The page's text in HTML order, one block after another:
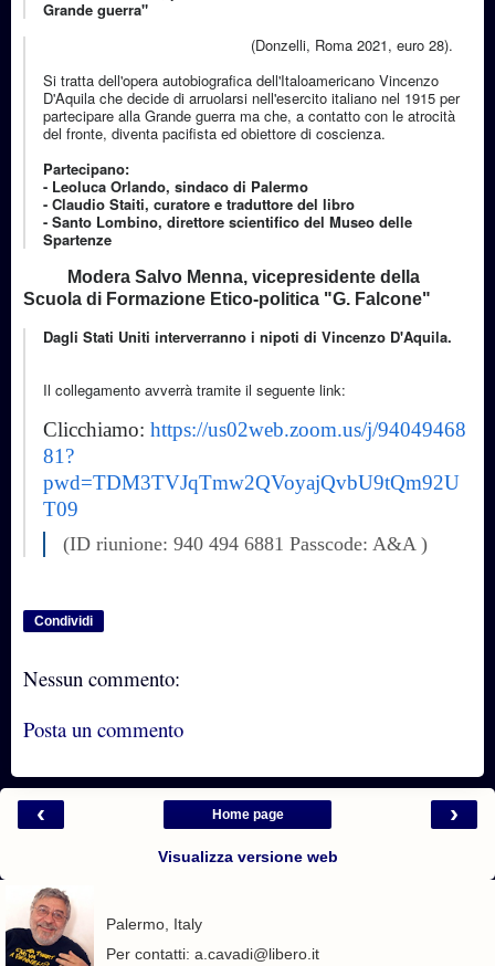
Grande guerra"
(Donzelli, Roma 2021, euro 28).
Si tratta dell'opera autobiografica dell'Italoamericano Vincenzo
D'Aquila che decide di arruolarsi nell'esercito italiano nel 1915 per
partecipare alla Grande guerra ma che, a contatto con le atrocità
del fronte, diventa pacifista ed obiettore di coscienza.
Partecipano:
- Leoluca Orlando, sindaco di Palermo
- Claudio Staiti, curatore e traduttore del libro
- Santo Lombino, direttore scientifico del Museo delle
Spartenze
Modera Salvo Menna, vicepresidente della
Scuola di Formazione Etico-politica "G. Falcone"
Dagli Stati Uniti interverranno i nipoti di Vincenzo D'Aquila.
Il collegamento avverrà tramite il seguente link:
Clicchiamo: https://us02web.zoom.us/j/94049468
81?
pwd=TDM3TVJqTmw2QVoyajQvbU9tQm92U
T09
(ID riunione: 940 494 6881 Passcode: A&A )
Condividi
Nessun commento:
Posta un commento
‹ ›
Home page
Visualizza versione web
Palermo, Italy
Per contatti: a.cavadi@libero.it